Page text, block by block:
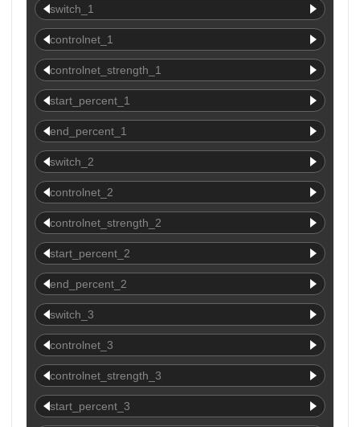
switch_1
controlnet_1
controlnet_strength_1
start_percent_1
end_percent_1
switch_2
controlnet_2
controlnet_strength_2
start_percent_2
end_percent_2
switch_3
controlnet_3
controlnet_strength_3
start_percent_3